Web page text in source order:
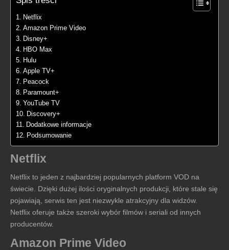
Netflix
Amazon Prime Video
Disney+
HBO Max
Hulu
Apple TV+
Peacock
Paramount+
YouTube TV
Discovery+
Dodatkowe informacje
Podsumowanie
Netflix
Netflix to jeden z najbardziej popularnych platform VOD na
świecie. Dzięki dużej ilości oryginalnych produkcji, które stale się
pojawiają, serwis ten jest niezwykle atrakcyjny dla widzów.
Netflix oferuje także szeroki wybór filmów i seriali od innych
producentów.
Amazon Prime Video